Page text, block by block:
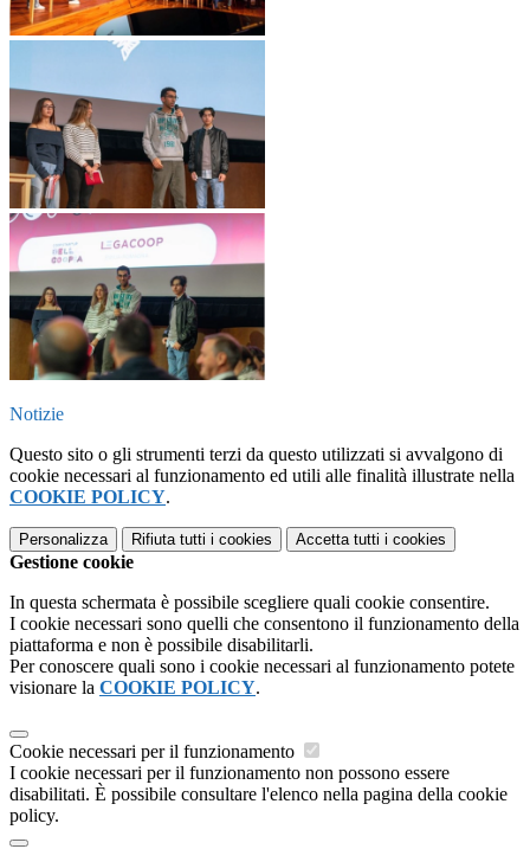
Notizie
Questo sito o gli strumenti terzi da questo utilizzati si avvalgono di
cookie necessari al funzionamento ed utili alle finalità illustrate nella
COOKIE POLICY.
Personalizza Rifiuta tutti i cookies Accetta tutti i cookies
Gestione cookie
In questa schermata è possibile scegliere quali cookie consentire.
I cookie necessari sono quelli che consentono il funzionamento della
piattaforma e non è possibile disabilitarli.
Per conoscere quali sono i cookie necessari al funzionamento potete
visionare la COOKIE POLICY.
Cookie necessari per il funzionamento
I cookie necessari per il funzionamento non possono essere
disabilitati. È possibile consultare l'elenco nella pagina della cookie
policy.